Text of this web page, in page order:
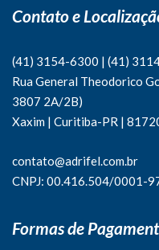
Contato e
(41) 3154-6300 | (41)
Rua General Theodorico
3807 2A/2B)
Xaxim | Curitiba-PR |
contato@adrifel.com.br
CNPJ: 00.416.504/0001-
Formas de